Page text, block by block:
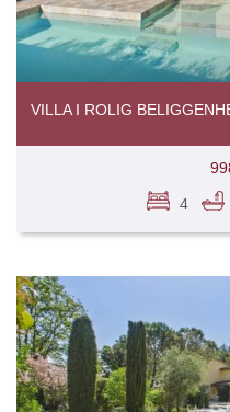
VILLA I ROLIG
4